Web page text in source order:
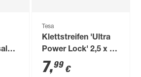
Tesa
Klettstreifen 'Ultra
Power Lock' 2,5 x 5
cm 4 Stück
7,99 €